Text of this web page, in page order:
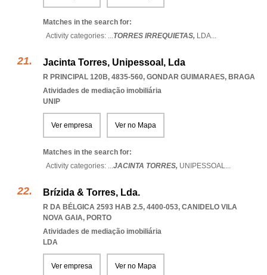
Matches in the search for:
Activity categories: ...TORRES IRREQUIETAS, LDA...
Jacinta Torres, Unipessoal, Lda
R PRINCIPAL 120B, 4835-560, GONDAR GUIMARAES, BRAGA
Atividades de mediação imobiliária
UNIP
Ver empresa Ver no Mapa
Matches in the search for:
Activity categories: ...JACINTA TORRES, UNIPESSOAL...
Brízida & Torres, Lda.
R DA BÉLGICA 2593 HAB 2.5, 4400-053, CANIDELO VILA
NOVA GAIA, PORTO
Atividades de mediação imobiliária
LDA
Ver empresa Ver no Mapa